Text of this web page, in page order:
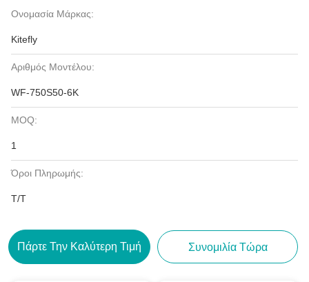
Ονομασία Μάρκας:
Kitefly
Αριθμός Μοντέλου:
WF-750S50-6K
MOQ:
1
Όροι Πληρωμής:
T/T
Πάρτε Την Καλύτερη Τιμή Συνομιλία Τώρα